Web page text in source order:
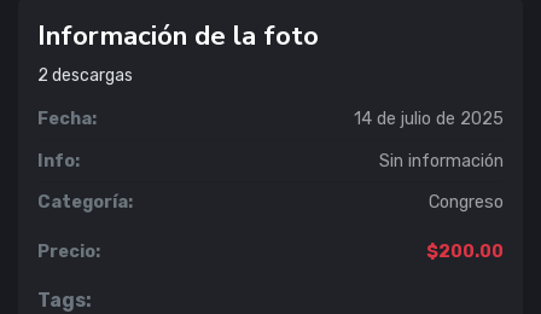
Información de la foto
2 descargas
Fecha: 14 de julio de 2025
Info: Sin información
Categoría: Congreso
Precio: $200.00
Tags: